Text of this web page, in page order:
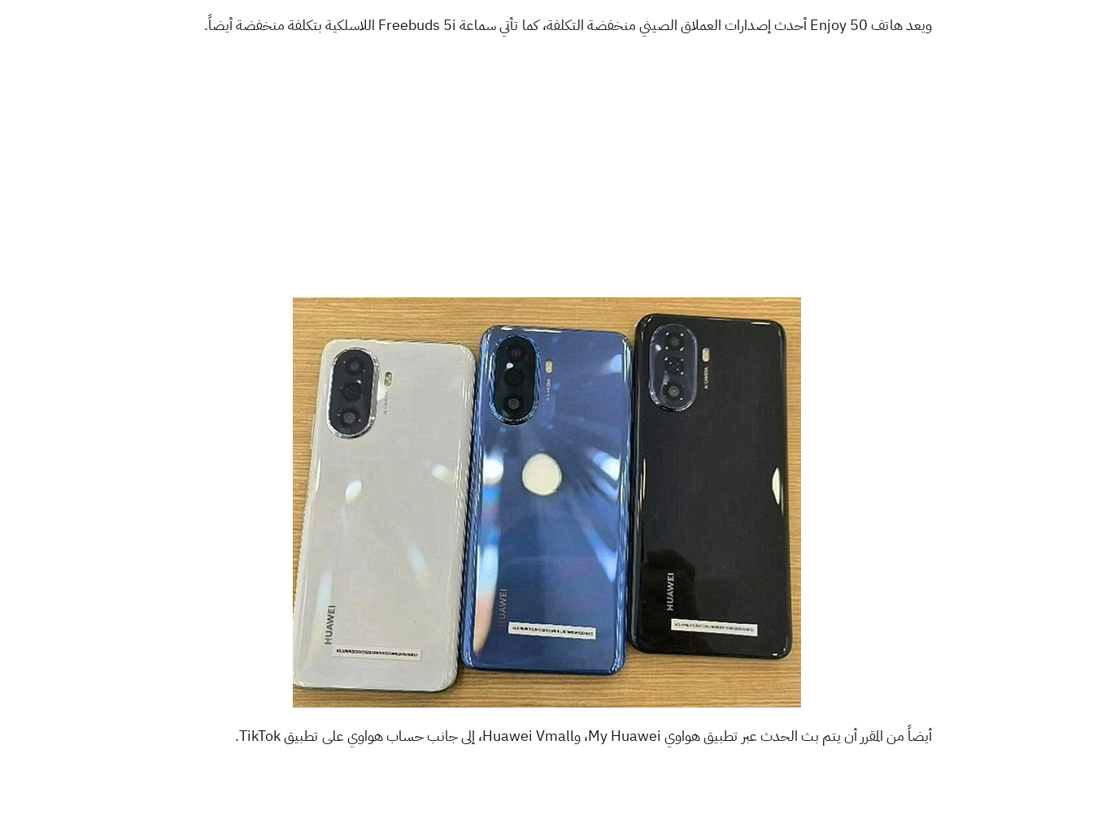
ويعد هاتف Enjoy 50 أحدث إصدارات العملاق الصيني منخفضة التكلفة، كما تأتي سماعة Freebuds 5i اللاسلكية بتكلفة منخفضة أيضاً.
أيضاً من المقرر أن يتم بث الحدث عبر تطبيق هواوي My Huawei، وHuawei Vmall، إلى جانب حساب هواوي على تطبيق TikTok.